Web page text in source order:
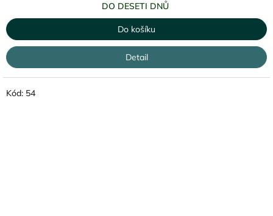
DO DESETI DNŮ
Do košíku
Detail
Kód: 54